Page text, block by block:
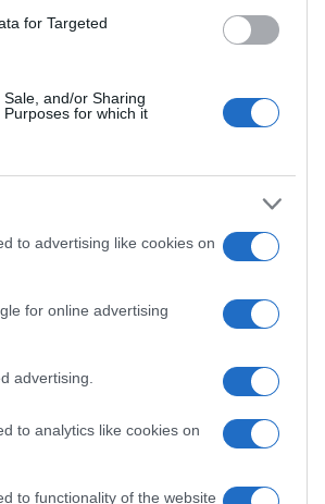
for Targeted
and/or Sharing
for which it
to advertising like cookies on
for online advertising
advertising.
to analytics like cookies on
to functionality of the website
32
Officer del
ha